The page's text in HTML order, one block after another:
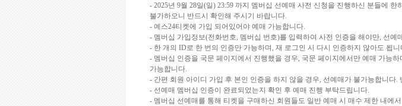
- 2025년 9월 28일 (일 ) 23:59 까지 멤버십 선예매 사전 신청을 진행하신 분들에 한
불가하오니 반드시 확인해 주시기 바랍니다.
- 예스24티켓에 가입 되어있어야 예매 가능합니다.
- 멤버십 가입정보(전화번호, 멤버십 번호)를 입력하여 사전 인증을 해야만, 선예
- 한 개의 ID로 한 번의 인증만 가능하며, 재 로그인 시 다시 인증하지 않아도 됩니
- 멤버십 인증을 국문 페이지에서 진행했을 경우, 국문 페이지에서만 예매 가능하
가능합니다.
- 간편 회원 아이디 가입 후 본인 인증을 하지 않을 경우, 선예매가 불가능합니다.
- 선예매 멤버십 인증이 완료되었는지 확인 후 예매 진행 부탁드립니다.
- 멤버십 선예매를 통해 티켓을 구매하신 회원들도 일반 예매 시 매수 제한 내에